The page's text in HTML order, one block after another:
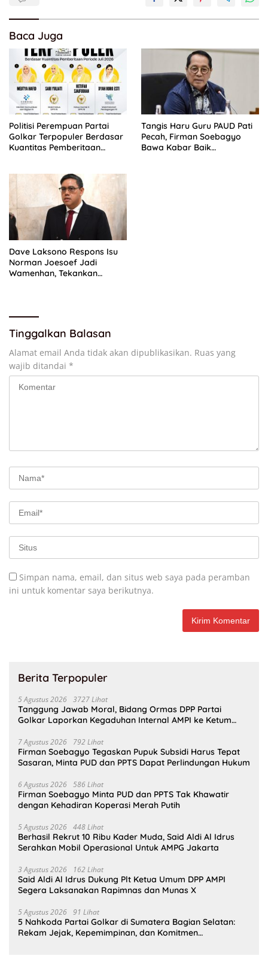
Baca Juga
Politisi Perempuan Partai
Golkar Terpopuler Berdasar
Kuantitas Pemberitaan
Tangis Haru Guru PAUD Pati
Pecah, Firman Soebagyo
Bawa Kabar Baik
Dave Laksono Respons Isu
Norman Joesoef Jadi
Wamenhan, Tekankan
Tinggalkan Balasan
Alamat email Anda tidak akan dipublikasikan. Ruas yang
wajib ditandai *
Simpan nama, email, dan situs web saya pada peramban
ini untuk komentar saya berikutnya.
Berita Terpopuler
5 Agustus 2026 3727 Lihat
Tanggung Jawab Moral, Bidang Ormas DPP Partai
Golkar Laporkan Kegaduhan Internal AMPI ke Ketum
7 Agustus 2026 792 Lihat
Firman Soebagyo Tegaskan Pupuk Subsidi Harus Tepat
Sasaran, Minta PUD dan PPTS Dapat Perlindungan Hukum
6 Agustus 2026 586 Lihat
Firman Soebagyo Minta PUD dan PPTS Tak Khawatir
dengan Kehadiran Koperasi Merah Putih
5 Agustus 2026 448 Lihat
Berhasil Rekrut 10 Ribu Kader Muda, Said Aldi Al Idrus
Serahkan Mobil Operasional Untuk AMPG Jakarta
3 Agustus 2026 162 Lihat
Said Aldi Al Idrus Dukung Plt Ketua Umum DPP AMPI
Segera Laksanakan Rapimnas dan Munas X
5 Agustus 2026 91 Lihat
5 Nahkoda Partai Golkar di Sumatera Bagian Selatan:
Rekam Jejak, Kepemimpinan, dan Komitmen